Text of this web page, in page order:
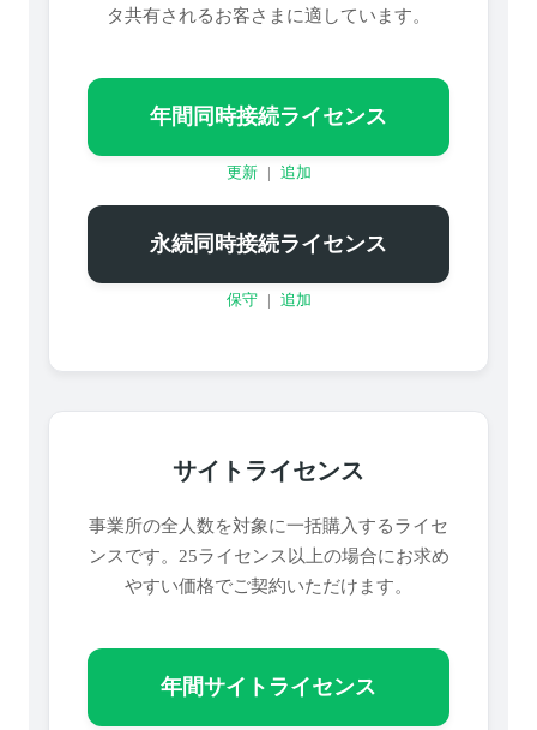
タ共有されるお客さまに適しています。
年間同時接続ライセンス
更新 追加
永続同時接続ライセンス
保守 追加
サイトライセンス
事業所の全人数を対象に一括購入するライセ
ンスです。25ライセンス以上の場合にお求め
やすい価格でご契約いただけます。
年間サイトライセンス